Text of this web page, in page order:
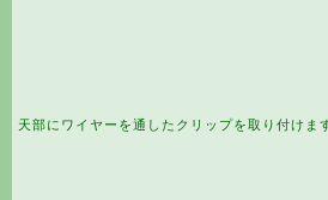
天部にワイヤーを通したクリップを取り付けま